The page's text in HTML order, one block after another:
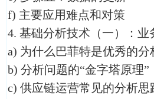
f) 主要应用难点和对策
4. 基础分析技术（一）：业
a) 为什么巴菲特是优秀的分
b) 分析问题的“金字塔原理”
c) 供应链运营常见的分析思